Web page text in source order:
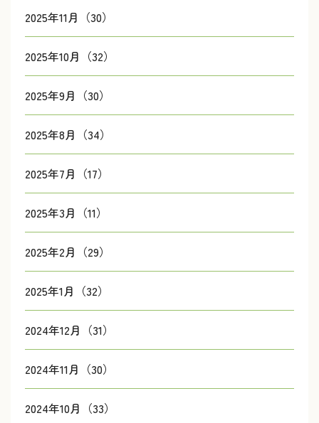
2025年11月（30）
2025年10月（32）
2025年9月（30）
2025年8月（34）
2025年7月（17）
2025年3月（11）
2025年2月（29）
2025年1月（32）
2024年12月（31）
2024年11月（30）
2024年10月（33）